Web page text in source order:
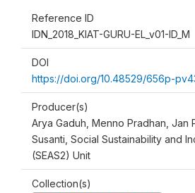
Reference ID
IDN_2018_KIAT-GURU-EL_v01-ID_M
DOI
https://doi.org/10.48529/656p-
Producer(s)
Arya Gaduh, Menno Pradhan, Jan
Susanti, Social Sustainability and
(SEAS2) Unit
Collection(s)